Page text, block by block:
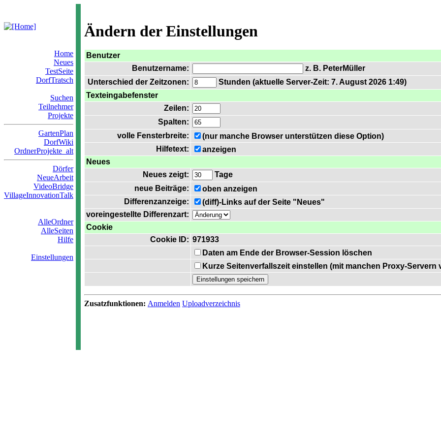
Ändern der Einstellungen
Home
Neues
TestSeite
DorfTratsch
Suchen
Teilnehmer
Projekte
GartenPlan
DorfWiki
OrdnerProjekte_alt
Dörfer
NeueArbeit
VideoBridge
VillageInnovationTalk
AlleOrdner
AlleSeiten
Hilfe
Einstellungen
Benutzer
Benutzername:
z. B. PeterMüller
Unterschied der Zeitzonen:
Stunden (aktuelle Server-Zeit: 7. August 2026 1:49)
Texteingabefenster
Zeilen:
Spalten:
volle Fensterbreite:
(nur manche Browser unterstützen diese Option)
Hilfetext:
anzeigen
Neues
Neues zeigt:
Tage
neue Beiträge:
oben anzeigen
Differenzanzeige:
(diff)-Links auf der Seite "Neues"
voreingestellte Differenzart:
Cookie
Cookie ID: 971933
Daten am Ende der Browser-Session löschen
Kurze Seitenverfallszeit einstellen (mit manchen Proxy-Servern
Zusatzfunktionen: Anmelden Uploadverzeichnis